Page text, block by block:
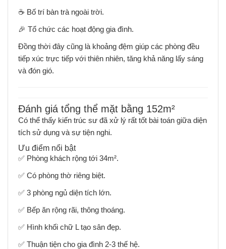
☕ Bố trí bàn trà ngoài trời.
🎉 Tổ chức các hoạt động gia đình.
Đồng thời đây cũng là khoảng đệm giúp các phòng đều
tiếp xúc trực tiếp với thiên nhiên, tăng khả năng lấy sáng
và đón gió.
Đánh giá tổng thể mặt bằng 152m²
Có thể thấy kiến trúc sư đã xử lý rất tốt bài toán giữa diện
tích sử dụng và sự tiện nghi.
Ưu điểm nổi bật
✅ Phòng khách rộng tới 34m².
✅ Có phòng thờ riêng biệt.
✅ 3 phòng ngủ diện tích lớn.
✅ Bếp ăn rộng rãi, thông thoáng.
✅ Hình khối chữ L tạo sân đẹp.
✅ Thuận tiện cho gia đình 2-3 thế hệ.